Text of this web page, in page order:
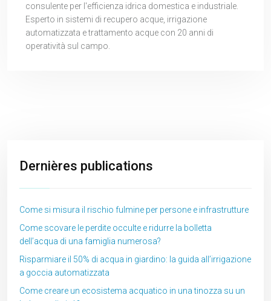
consulente per l'efficienza idrica domestica e industriale.
Esperto in sistemi di recupero acque, irrigazione
automatizzata e trattamento acque con 20 anni di
operatività sul campo.
Dernières publications
Come si misura il rischio fulmine per persone e infrastrutture
Come scovare le perdite occulte e ridurre la bolletta
dell’acqua di una famiglia numerosa?
Risparmiare il 50% di acqua in giardino: la guida all’irrigazione
a goccia automatizzata
Come creare un ecosistema acquatico in una tinozza su un